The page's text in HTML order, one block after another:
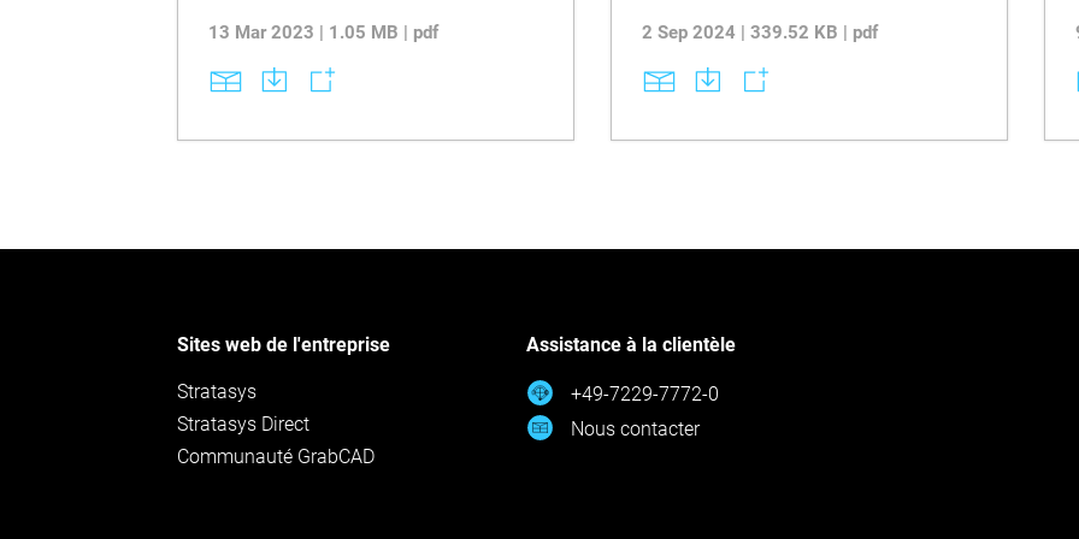
13 Mar 2023 | 1.05 MB | pdf 2 Sep 2024 | 339.52 KB | pdf
Sites web de l'entreprise
Stratasys
Stratasys Direct
Communauté GrabCAD
Assistance à la clientèle
+49-7229-7772-0
Nous contacter